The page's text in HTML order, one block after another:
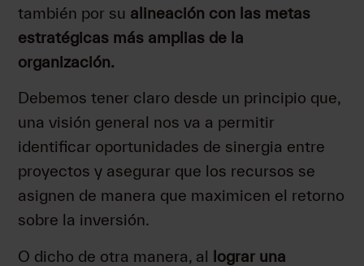
también por su alineación con las metas
estratégicas más amplias de la
organización.
Debemos tener claro desde un principio que,
una visión general nos va a permitir
identificar oportunidades de sinergia entre
proyectos y asegurar que los recursos se
asignen de manera que maximicen el retorno
sobre la inversión.
O dicho de otra manera, al lograr una